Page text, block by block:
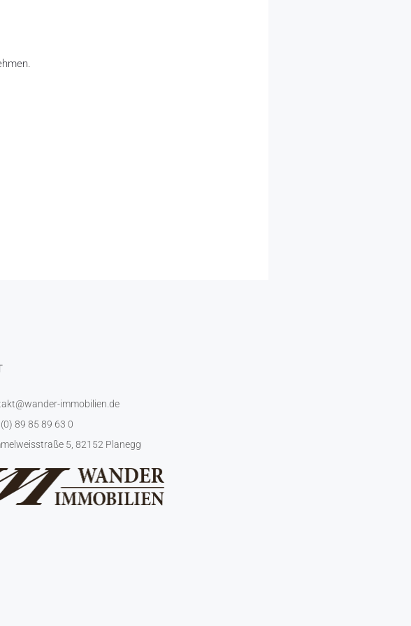
immobilien.de
89 85 89 63 0
5, 82152 Planegg